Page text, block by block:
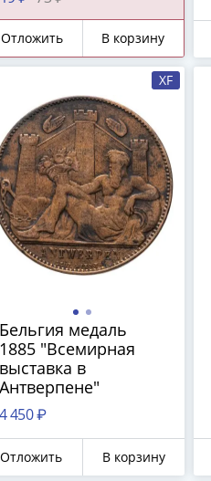
Отложить В корзину
XF
Бельгия медаль
1885 "Всемирная
выставка в
Антверпене"
4 450 ₽
Отложить В корзину